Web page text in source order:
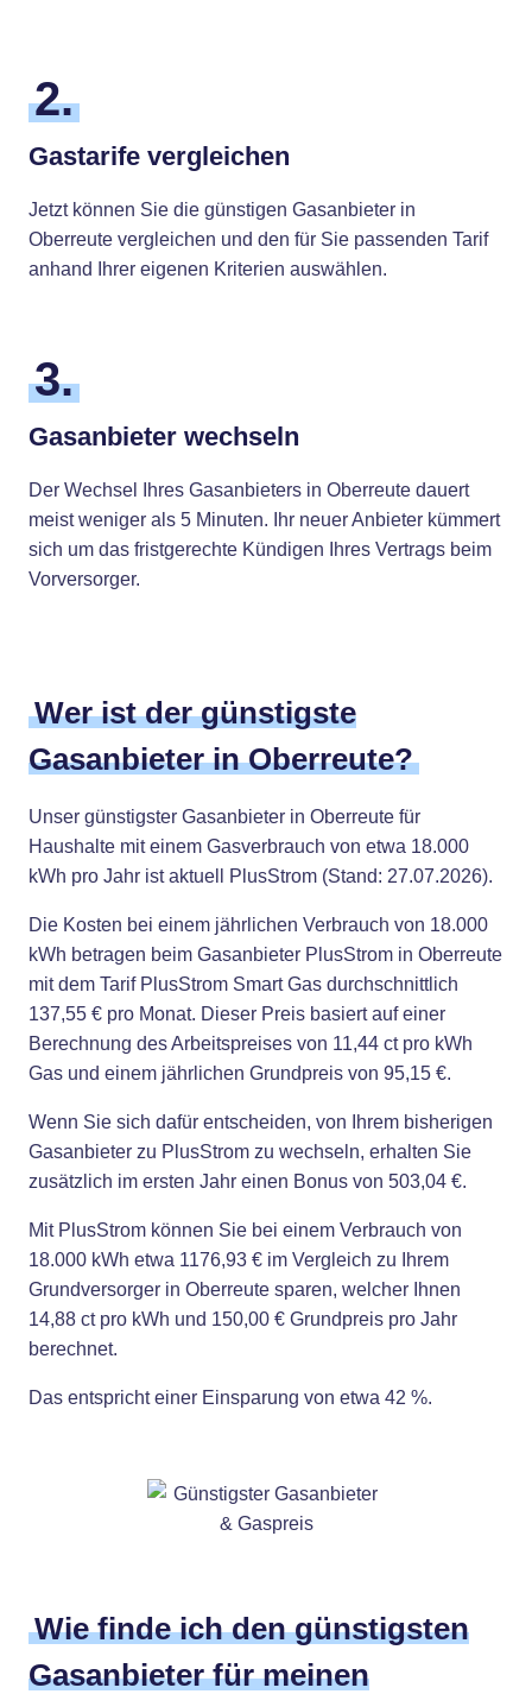
2.
Gastarife vergleichen
Jetzt können Sie die günstigen Gasanbieter in
Oberreute vergleichen und den für Sie passenden Tarif
anhand Ihrer eigenen Kriterien auswählen.
3.
Gasanbieter wechseln
Der Wechsel Ihres Gasanbieters in Oberreute dauert
meist weniger als 5 Minuten. Ihr neuer Anbieter kümmert
sich um das fristgerechte Kündigen Ihres Vertrags beim
Vorversorger.
Wer ist der günstigste
Gasanbieter in Oberreute?
Unser günstigster Gasanbieter in Oberreute für
Haushalte mit einem Gasverbrauch von etwa 18.000
kWh pro Jahr ist aktuell PlusStrom (Stand: 27.07.2026).
Die Kosten bei einem jährlichen Verbrauch von 18.000
kWh betragen beim Gasanbieter PlusStrom in Oberreute
mit dem Tarif PlusStrom Smart Gas durchschnittlich
137,55 € pro Monat. Dieser Preis basiert auf einer
Berechnung des Arbeitspreises von 11,44 ct pro kWh
Gas und einem jährlichen Grundpreis von 95,15 €.
Wenn Sie sich dafür entscheiden, von Ihrem bisherigen
Gasanbieter zu PlusStrom zu wechseln, erhalten Sie
zusätzlich im ersten Jahr einen Bonus von 503,04 €.
Mit PlusStrom können Sie bei einem Verbrauch von
18.000 kWh etwa 1176,93 € im Vergleich zu Ihrem
Grundversorger in Oberreute sparen, welcher Ihnen
14,88 ct pro kWh und 150,00 € Grundpreis pro Jahr
berechnet.
Das entspricht einer Einsparung von etwa 42 %.
Wie finde ich den günstigsten
Gasanbieter für meinen